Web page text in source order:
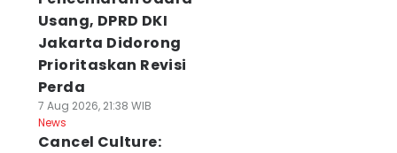
Usang, DPRD DKI
Jakarta Didorong
Prioritaskan Revisi
Perda
7 Aug 2026, 21:38 WIB
News
Cancel Culture: